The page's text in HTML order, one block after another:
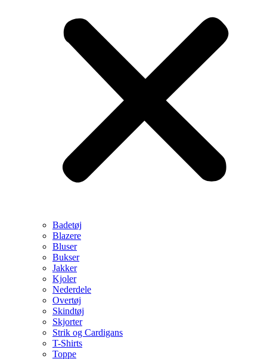
Badetøj
Blazere
Bluser
Bukser
Jakker
Kjoler
Nederdele
Overtøj
Skindtøj
Skjorter
Strik og Cardigans
T-Shirts
Toppe